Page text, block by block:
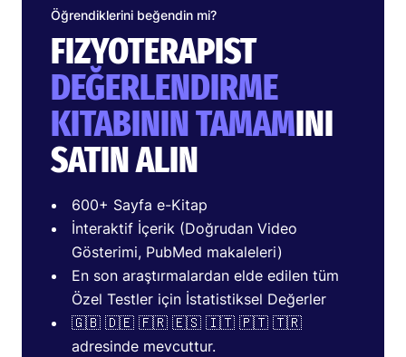
Öğrendiklerini beğendin mi?
FIZYOTERAPIST
DEĞERLENDIRME
KITABININ TAMAMINI
SATIN ALIN
600+ Sayfa e-Kitap
İnteraktif İçerik (Doğrudan Video
Gösterimi, PubMed makaleleri)
En son araştırmalardan elde edilen tüm
Özel Testler için İstatistiksel Değerler
🇬🇧 🇩🇪 🇫🇷 🇪🇸 🇮🇹 🇵🇹 🇹🇷
adresinde mevcuttur.